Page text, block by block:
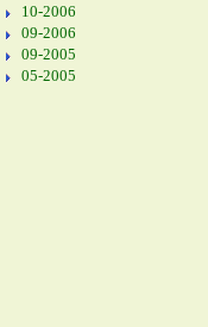
10-2006
09-2006
09-2005
05-2005